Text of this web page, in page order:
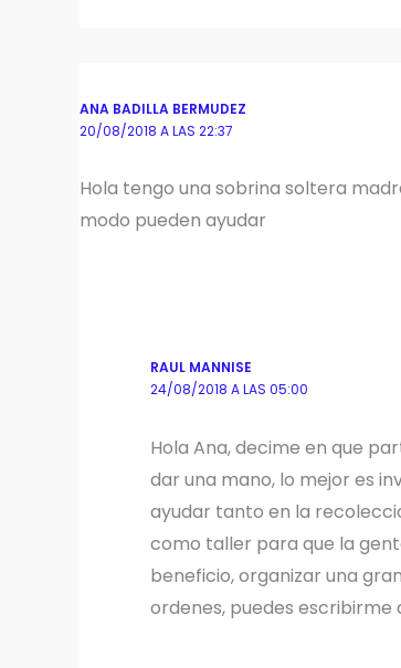
ANA BADILLA BERMUDEZ
20/08/2018 A LAS 22:37
Hola tengo una sobrina soltera
modo pueden ayudar
RAUL MANNISE
24/08/2018 A LAS 05:00
Hola Ana, decime en que
dar una mano, lo mejor es
ayudar tanto en la
como taller para que la
beneficio, organizar una
ordenes, puedes escribirme